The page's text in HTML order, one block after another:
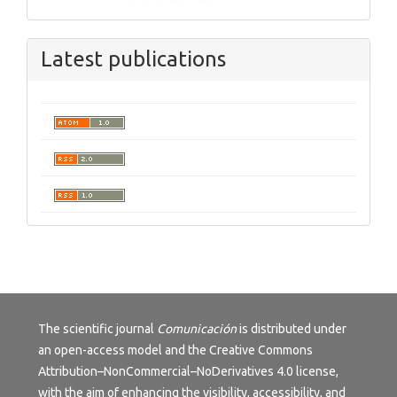
Latest publications
The scientific journal Comunicaciónis distributed under
an open-access model and the Creative Commons
Attribution–NonCommercial–NoDerivatives 4.0 license,
with the aim of enhancing the visibility, accessibility, and